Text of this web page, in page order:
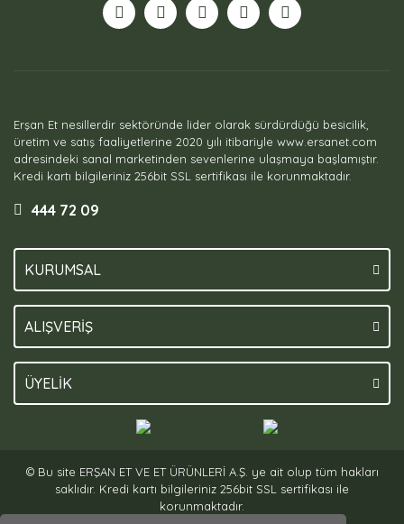
Erşan Et nesillerdir sektöründe lider olarak sürdürdüğü besicilik,
üretim ve satış faaliyetlerine 2020 yılı itibariyle www.ersanet.com
adresindeki sanal marketinden sevenlerine ulaşmaya başlamıştır.
Kredi kartı bilgileriniz 256bit SSL sertifikası ile korunmaktadır.
444 72 09
KURUMSAL
ALIŞVERİŞ
ÜYELİK
© Bu site ERŞAN ET VE ET ÜRÜNLERİ A.Ş. ye ait olup tüm hakları
saklıdır. Kredi kartı bilgileriniz 256bit SSL sertifikası ile
korunmaktadır.